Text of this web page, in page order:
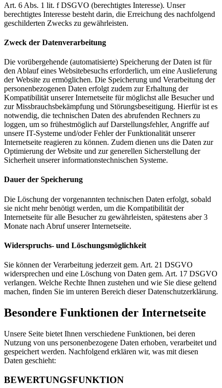
Art. 6 Abs. 1 lit. f DSGVO (berechtigtes Interesse). Unser
berechtigtes Interesse besteht darin, die Erreichung des nachfolgend
geschilderten Zwecks zu gewährleisten.
Zweck der Datenverarbeitung
Die vorübergehende (automatisierte) Speicherung der Daten ist für
den Ablauf eines Websitebesuchs erforderlich, um eine Auslieferung
der Website zu ermöglichen. Die Speicherung und Verarbeitung der
personenbezogenen Daten erfolgt zudem zur Erhaltung der
Kompatibilität unserer Internetseite für möglichst alle Besucher und
zur Missbrauchsbekämpfung und Störungsbeseitigung. Hierfür ist es
notwendig, die technischen Daten des abrufenden Rechners zu
loggen, um so frühestmöglich auf Darstellungsfehler, Angriffe auf
unsere IT-Systeme und/oder Fehler der Funktionalität unserer
Internetseite reagieren zu können. Zudem dienen uns die Daten zur
Optimierung der Website und zur generellen Sicherstellung der
Sicherheit unserer informationstechnischen Systeme.
Dauer der Speicherung
Die Löschung der vorgenannten technischen Daten erfolgt, sobald
sie nicht mehr benötigt werden, um die Kompatibilität der
Internetseite für alle Besucher zu gewährleisten, spätestens aber 3
Monate nach Abruf unserer Internetseite.
Widerspruchs- und Löschungsmöglichkeit
Sie können der Verarbeitung jederzeit gem. Art. 21 DSGVO
widersprechen und eine Löschung von Daten gem. Art. 17 DSGVO
verlangen. Welche Rechte Ihnen zustehen und wie Sie diese geltend
machen, finden Sie im unteren Bereich dieser Datenschutzerklärung.
Besondere Funktionen der Internetseite
Unsere Seite bietet Ihnen verschiedene Funktionen, bei deren
Nutzung von uns personenbezogene Daten erhoben, verarbeitet und
gespeichert werden. Nachfolgend erklären wir, was mit diesen
Daten geschieht:
BEWERTUNGSFUNKTION